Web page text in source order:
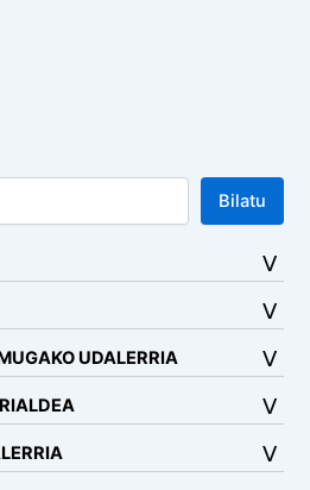
Bilatu
UDALERRIA